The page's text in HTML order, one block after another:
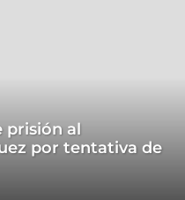
prisión al
por tentativa de